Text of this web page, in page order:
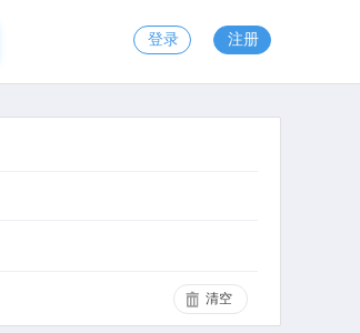
登录 注册
清空